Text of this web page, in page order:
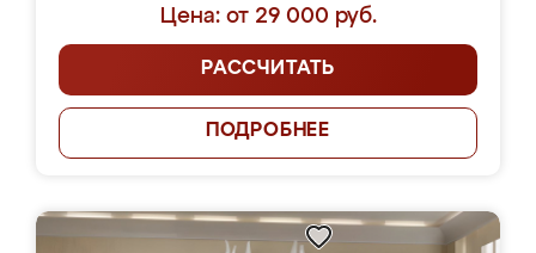
Цена: от 29 000 руб.
РАССЧИТАТЬ
ПОДРОБНЕЕ